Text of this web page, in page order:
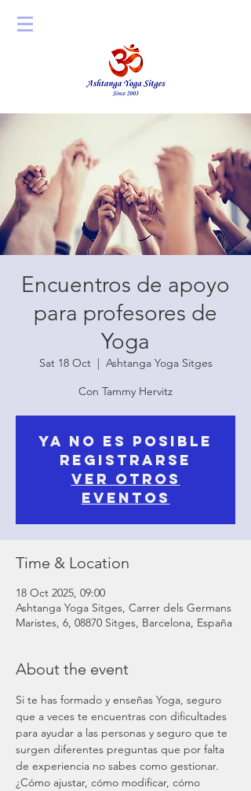
Encuentros de apoyo
para profesores de
Yoga
Sat 18 Oct
  |
Ashtanga Yoga Sitges
Con Tammy Hervitz
Ya no es posible
registrarse
Ver otros
eventos
Time & Location
18 Oct 2025, 09:00
Ashtanga Yoga Sitges, Carrer dels Germans
Maristes, 6, 08870 Sitges, Barcelona, España
About the event
Si te has formado y enseñas Yoga, seguro
que a veces te encuentras con dificultades
para ayudar a las personas y seguro que te
surgen diferentes preguntas que por falta
de experiencia no sabes como gestionar.
¿Cómo ajustar, cómo modificar, cómo